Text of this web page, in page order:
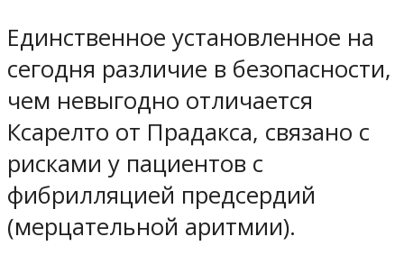
Единственное установленное на
сегодня различие в безопасности,
чем невыгодно отличается
Ксарелто от Прадакса, связано с
рисками у пациентов с
фибрилляцией предсердий
(мерцательной аритмии).